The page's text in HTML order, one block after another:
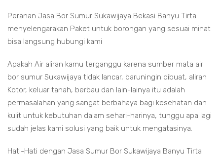
Peranan Jasa Bor Sumur Sukawijaya Bekasi Banyu Tirta
menyelengarakan Paket untuk borongan yang sesuai minat
bisa langsung hubungi kami
Apakah Air aliran kamu terganggu karena sumber mata air
bor sumur Sukawijaya tidak lancar, baruningin dibuat, aliran
Kotor, keluar tanah, berbau dan lain-lainya itu adalah
permasalahan yang sangat berbahaya bagi kesehatan dan
kulit untuk kebutuhan dalam sehari-harinya, tunggu apa lagi
sudah jelas kami solusi yang baik untuk mengatasinya.
Hati-Hati dengan Jasa Sumur Bor Sukawijaya Banyu Tirta